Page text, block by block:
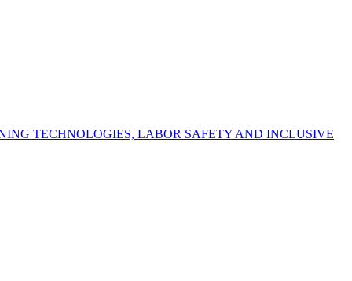
LABOR SAFETY AND INCLUSIVE